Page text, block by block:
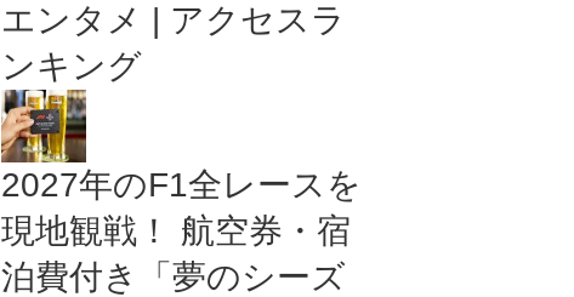
エンタメ | アクセスラ
ンキング
2027年のF1全レースを
現地観戦！ 航空券・宿
泊費付き「夢のシーズ